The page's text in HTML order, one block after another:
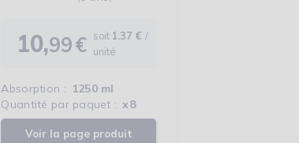
Prix
10,99€ soit 1.37 € /
unité
Absorption : 1250 ml
Quantité par paquet : x8
Voir la page produit